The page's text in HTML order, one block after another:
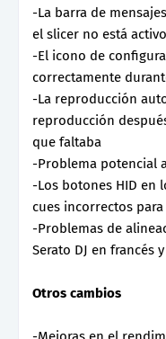
-La barra de
el slicer no está activo
-El icono de
correctamente
-La reproducción
reproducción
que faltaba
-Problema potencial
-Los botones HID en
cues incorrectos
-Problemas de
Serato DJ en francés
Otros cambios